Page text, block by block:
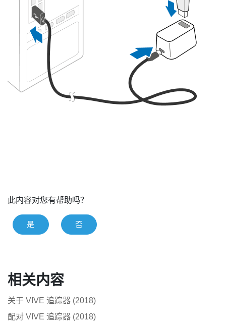
此内容对您有帮助吗？
是 否
相关内容
关于 VIVE 追踪器 (2018)
配对 VIVE 追踪器 (2018)